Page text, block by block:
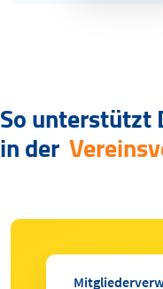
So unterstützt
in der